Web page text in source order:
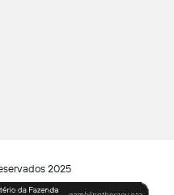
2025